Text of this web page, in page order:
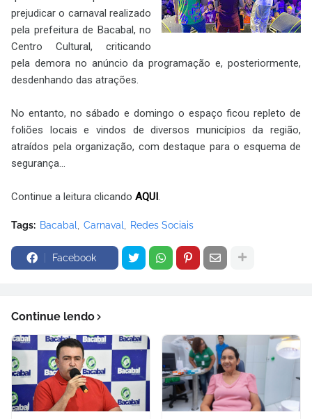
prejudicar o carnaval realizado
pela prefeitura de Bacabal, no
Centro Cultural, criticando
pela demora no anúncio da programação e, posteriormente,
desdenhando das atrações.
No entanto, no sábado e domingo o espaço ficou repleto de
foliões locais e vindos de diversos municípios da região,
atraídos pela organização, com destaque para o esquema de
segurança...
Continue a leitura clicando AQUI.
Tags: Bacabal Carnaval Redes Sociais
Facebook
Continue lendo